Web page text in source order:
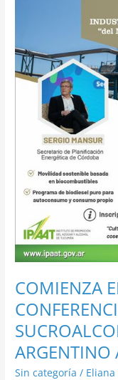
COMIENZA
Sin categoría /
CONFERENCIAS
“INDUSTRIA
SUCROALCOHOLERA:
NORTE
ARGENTINO
MUNDO
2024”